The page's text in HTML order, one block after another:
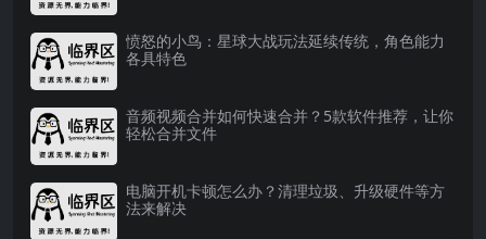
愤怒的小鸟：星球大战玩法延续传统，角色能力
各具特色
音频视频合并如何快速合并？5款软件推荐，让你
轻松合并文件
电脑开机卡顿怎么办？清理垃圾、升级硬件等方
法来解决